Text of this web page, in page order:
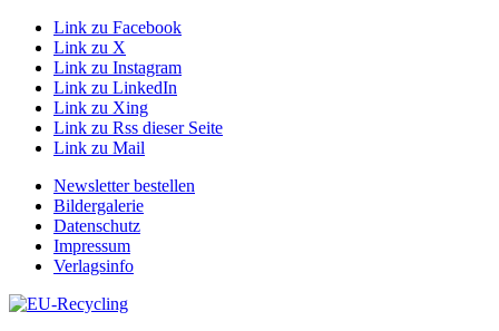
Link zu Facebook
Link zu X
Link zu Instagram
Link zu LinkedIn
Link zu Xing
Link zu Rss dieser Seite
Link zu Mail
Newsletter bestellen
Bildergalerie
Datenschutz
Impressum
Verlagsinfo